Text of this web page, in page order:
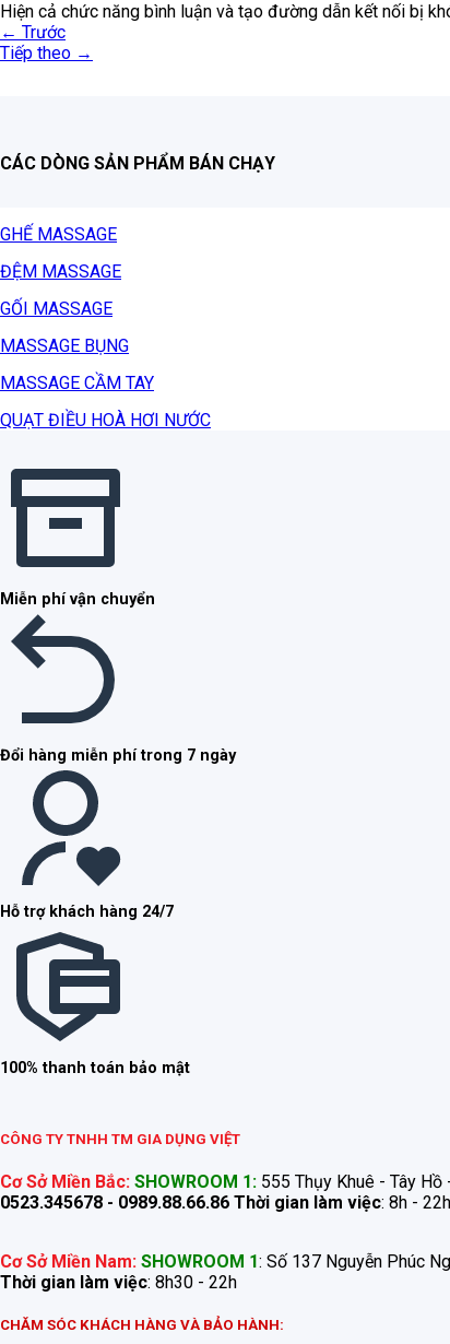
Hiện cả chức năng bình luận và tạo đường dẫn kết nối bị
← Trước
Tiếp theo →
CÁC DÒNG SẢN PHẨM BÁN CHẠY
GHẾ MASSAGE
ĐỆM MASSAGE
GỐI MASSAGE
MASSAGE BỤNG
MASSAGE CẦM TAY
QUẠT ĐIỀU HOÀ HƠI NƯỚC
Miễn phí vận chuyển
Đổi hàng miễn phí trong 7 ngày
Hỗ trợ khách hàng 24/7
100% thanh toán bảo mật
CÔNG TY TNHH TM GIA DỤNG VIỆT
Cơ Sở Miền Bắc: SHOWROOM 1: 555 Thụy Khuê - Tây
0523.345678 - 0989.88.66.86 Thời gian làm việc: 8h - 22h
Cơ Sở Miền Nam: SHOWROOM 1: Số 137 Nguyễn Phúc
Thời gian làm việc: 8h30 - 22h
CHĂM SÓC KHÁCH HÀNG VÀ BẢO HÀNH: